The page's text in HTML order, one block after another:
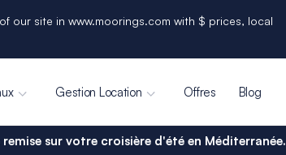
our site in www.moorings.com with $ prices, local
Gestion Location Offres Blog
sur votre croisière d'été en Méditerranée.